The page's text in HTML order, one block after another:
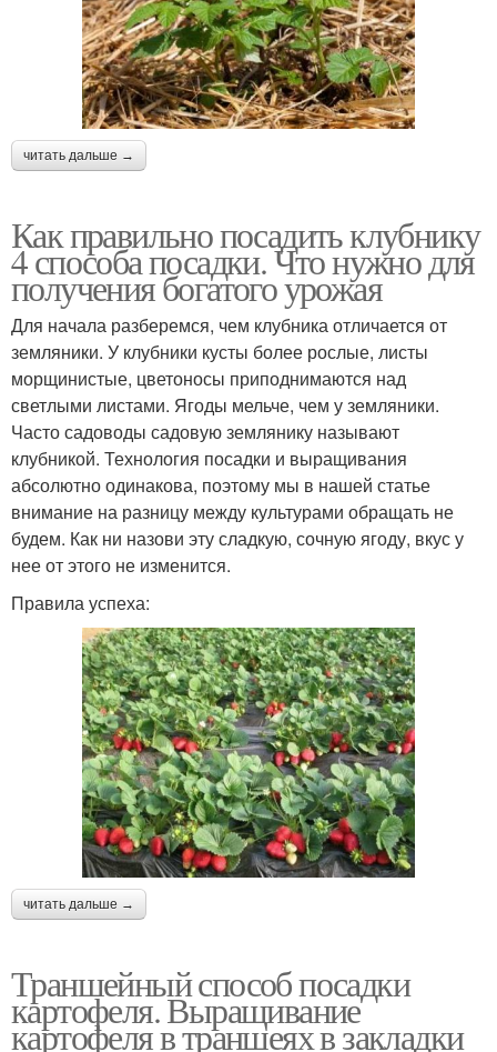
читать дальше →
Как правильно посадить клубнику
4 способа посадки. Что нужно для
получения богатого урожая
Для начала разберемся, чем клубника отличается от
земляники. У клубники кусты более рослые, листы
морщинистые, цветоносы приподнимаются над
светлыми листами. Ягоды мельче, чем у земляники.
Часто садоводы садовую землянику называют
клубникой. Технология посадки и выращивания
абсолютно одинакова, поэтому мы в нашей статье
внимание на разницу между культурами обращать не
будем. Как ни назови эту сладкую, сочную ягоду, вкус у
нее от этого не изменится.
Правила успеха:
читать дальше →
Траншейный способ посадки
картофеля. Выращивание
картофеля в траншеях в закладки